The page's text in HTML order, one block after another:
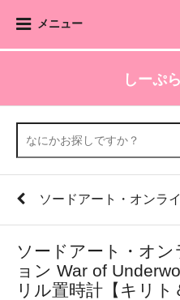
メニュー
しーぷ
ソードアート・オンラ
ソードアート・オ
ョン War of
リル置時計【キリト